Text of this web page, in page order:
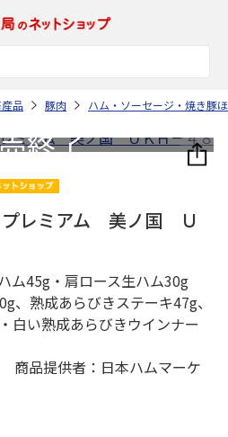
品 豚肉 ハム・ソーセージ・焼き豚
レミアム 美ノ国 Ｕ
ム45g・肩ロース生ハム30g
、熟成あらびきステーキ47g、
白い熟成あらびきウインナー
品提供者：日本ハムマーケ